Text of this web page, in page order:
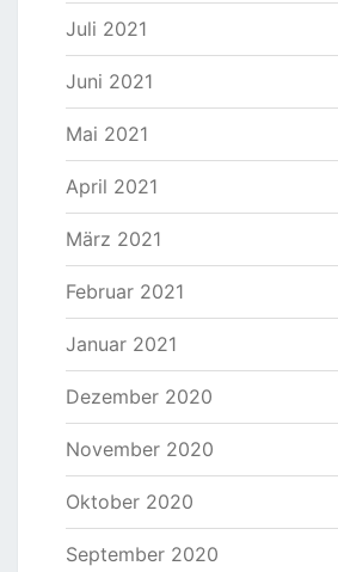
Juli 2021
Juni 2021
Mai 2021
April 2021
März 2021
Februar 2021
Januar 2021
Dezember 2020
November 2020
Oktober 2020
September 2020